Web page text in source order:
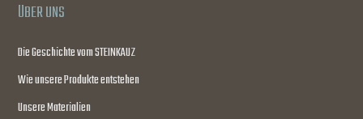
ÜBER UNS
Die Geschichte vom STEINKAUZ
Wie unsere Produkte entstehen
Unsere Materialien